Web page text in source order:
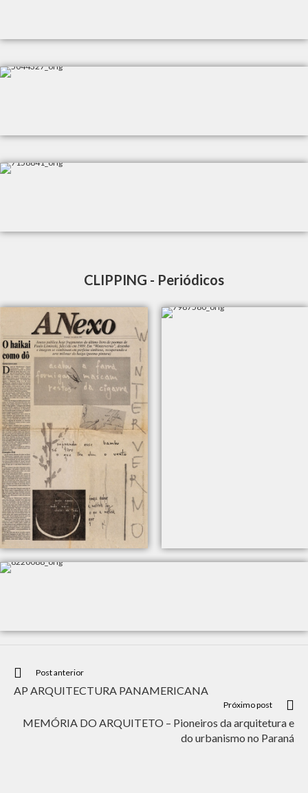
CLIPPING - Periódicos
Post anterior
AP ARQUITECTURA PANAMERICANA
Próximo post
MEMÓRIA DO ARQUITETO – Pioneiros da arquitetura e
do urbanismo no Paraná